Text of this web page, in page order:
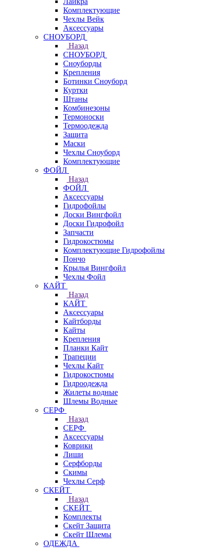
Комплектующие
Чехлы Вейк
Аксессуары
СНОУБОРД
Назад
СНОУБОРД
Сноуборды
Крепления
Ботинки Сноуборд
Куртки
Штаны
Комбинезоны
Термоноски
Термоодежда
Защита
Маски
Чехлы Сноуборд
Комплектующие
ФОЙЛ
Назад
ФОЙЛ
Аксессуары
Гидрофойлы
Доски Вингфойл
Доски Гидрофойл
Запчасти
Гидрокостюмы
Комплектующие Гидрофойлы
Пончо
Крылья Вингфойл
Чехлы Фойл
КАЙТ
Назад
КАЙТ
Аксессуары
Кайтборды
Кайты
Крепления
Планки Кайт
Трапеции
Чехлы Кайт
Гидрокостюмы
Гидроодежда
Жилеты водные
Шлемы Водные
СЕРФ
Назад
СЕРФ
Аксессуары
Коврики
Лиши
Серфборды
Скимы
Чехлы Cерф
СКЕЙТ
Назад
СКЕЙТ
Комплекты
Скейт Защита
Скейт Шлемы
ОДЕЖДА